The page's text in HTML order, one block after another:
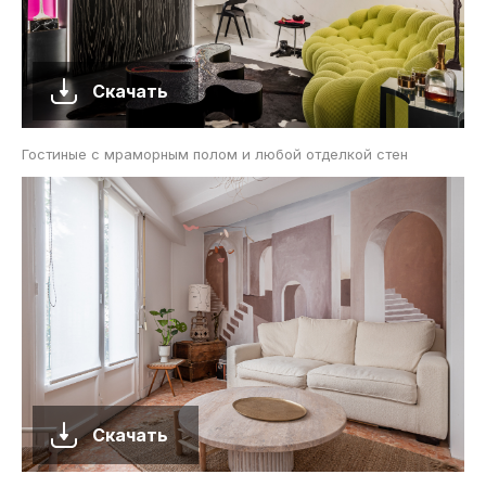
Скачать
Гостиные с мраморным полом и любой отделкой стен
Скачать